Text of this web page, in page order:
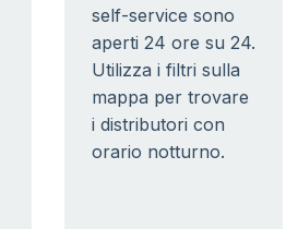
self-service sono
aperti 24 ore su 24.
Utilizza i filtri sulla
mappa per trovare
i distributori con
orario notturno.